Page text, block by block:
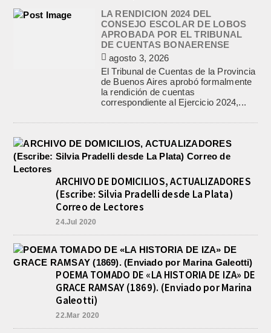
LA RENDICION 2024 DEL
CONSEJO ESCOLAR DE LOBOS
APROBADA POR EL TRIBUNAL
DE CUENTAS BONAERENSE
agosto 3, 2026
El Tribunal de Cuentas de la Provincia
de Buenos Aires aprobó formalmente
la rendición de cuentas
correspondiente al Ejercicio 2024,...
ARCHIVO DE DOMICILIOS, ACTUALIZADORES
(Escribe: Silvia Pradelli desde La Plata)
Correo de Lectores
24.Jul 2020
POEMA TOMADO DE «LA HISTORIA DE IZA» DE
GRACE RAMSAY (1869). (Enviado por Marina
Galeotti)
22.Mar 2020